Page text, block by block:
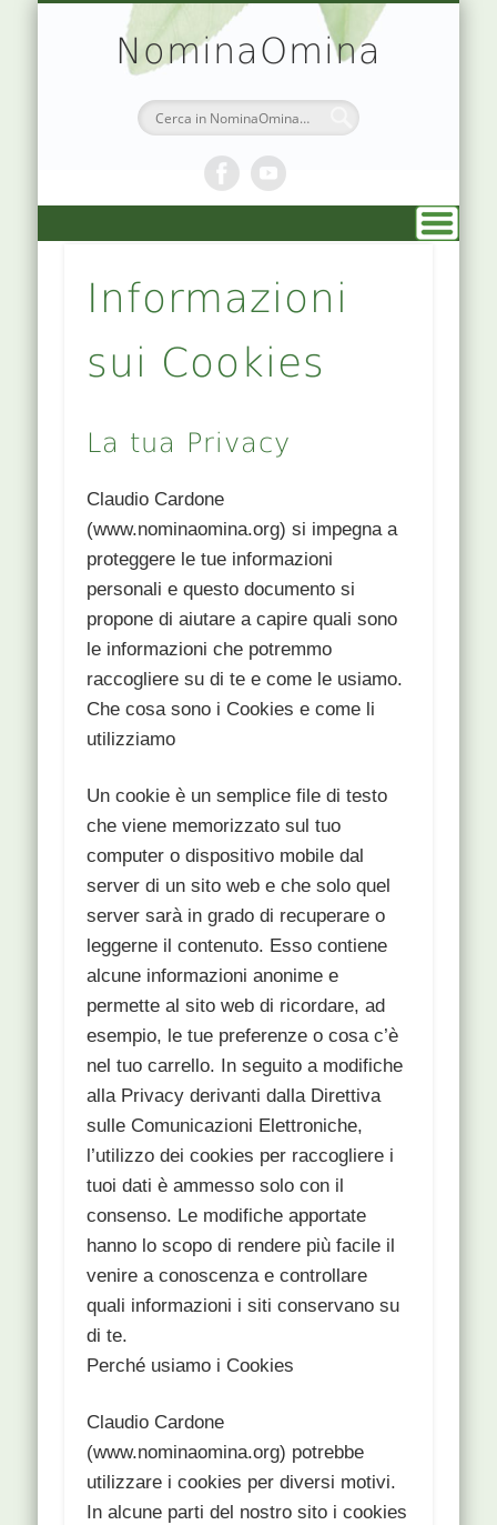
NominaOmina
HOME
CHI SONO
MEDICINA CINESE
SIMBOLOGIA
ATLANTE PUNTI
TEORIA & APPUNTI
DR. AGO
PRENOTAZIONI
Informazioni
sui Cookies
La tua Privacy
Claudio Cardone
(www.nominaomina.org) si impegna a
proteggere le tue informazioni
personali e questo documento si
propone di aiutare a capire quali sono
le informazioni che potremmo
raccogliere su di te e come le usiamo.
Che cosa sono i Cookies e come li
utilizziamo
Un cookie è un semplice file di testo
che viene memorizzato sul tuo
computer o dispositivo mobile dal
server di un sito web e che solo quel
server sarà in grado di recuperare o
leggerne il contenuto. Esso contiene
alcune informazioni anonime e
permette al sito web di ricordare, ad
esempio, le tue preferenze o cosa c’è
nel tuo carrello. In seguito a modifiche
alla Privacy derivanti dalla Direttiva
sulle Comunicazioni Elettroniche,
l’utilizzo dei cookies per raccogliere i
tuoi dati è ammesso solo con il
consenso. Le modifiche apportate
hanno lo scopo di rendere più facile il
venire a conoscenza e controllare
quali informazioni i siti conservano su
di te.
Perché usiamo i Cookies
Claudio Cardone
(www.nominaomina.org) potrebbe
utilizzare i cookies per diversi motivi.
In alcune parti del nostro sito i cookies